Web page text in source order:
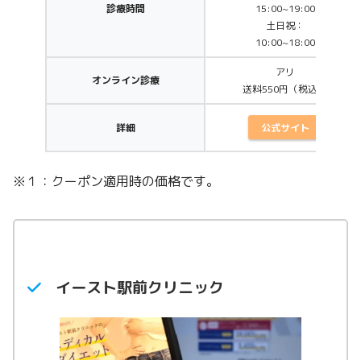
診療時間
15:00~19:00
土日祝：
10:00~18:00
オンライン診療
アリ
送料550円（税込）
詳細 公式サイト
※１：クーポン適用時の価格です。
イースト駅前クリニック